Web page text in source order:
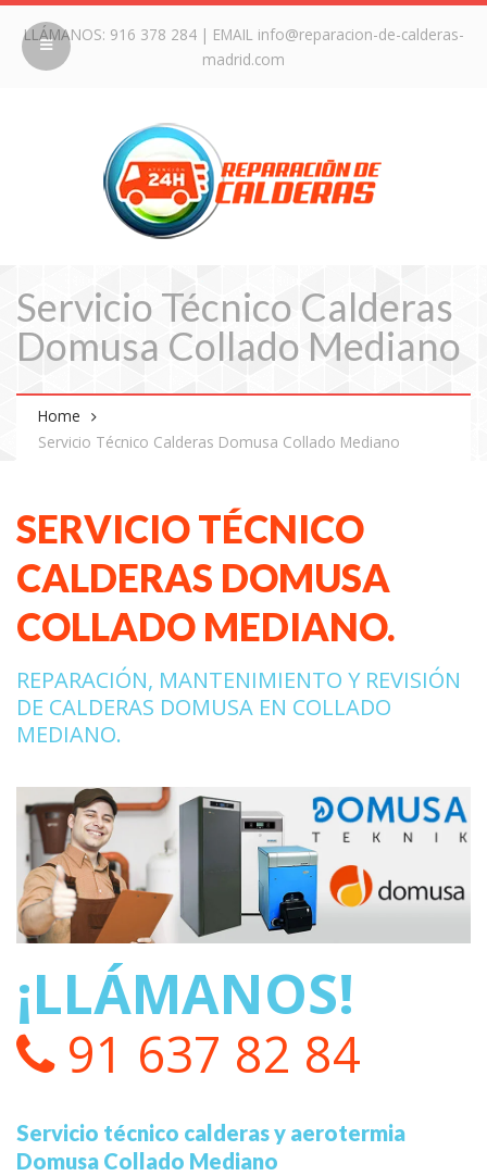
LLÁMANOS: 916 378 284| EMAIL info@reparacion-de-calderas-
madrid.com
Servicio Técnico Calderas
Domusa Collado Mediano
Home
Servicio Técnico Calderas Domusa Collado Mediano
SERVICIO TÉCNICO
CALDERAS DOMUSA
COLLADO MEDIANO.
REPARACIÓN, MANTENIMIENTO Y REVISIÓN
DE CALDERAS DOMUSA EN COLLADO
MEDIANO.
¡LLÁMANOS!
91 637 82 84
Servicio técnico calderas y aerotermia
Domusa Collado Mediano